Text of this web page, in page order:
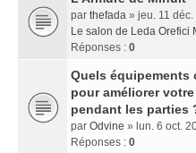
par thefada » jeu. 11
Le salon de Leda Orefici
Réponses : 0
Quels équipements
pour améliorer
pendant les parties
par Odvine » lun. 6 oct.
Réponses : 0